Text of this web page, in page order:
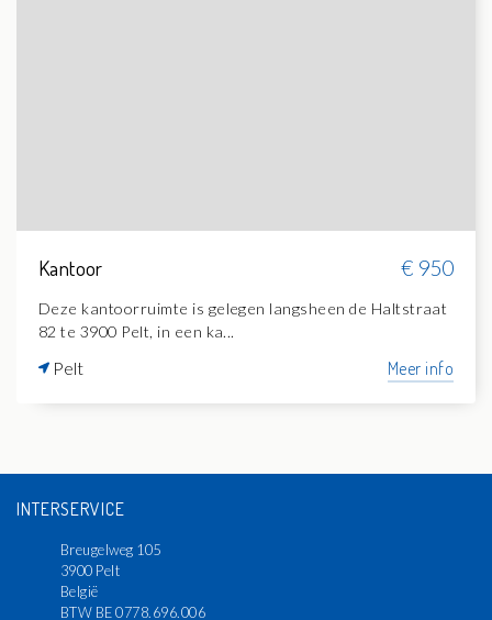
Kantoor € 950
Deze kantoorruimte is gelegen langsheen de Haltstraat
82 te 3900 Pelt, in een ka...
Pelt Meer info
INTERSERVICE
Breugelweg 105
3900 Pelt
België
BTW BE 0778.696.006